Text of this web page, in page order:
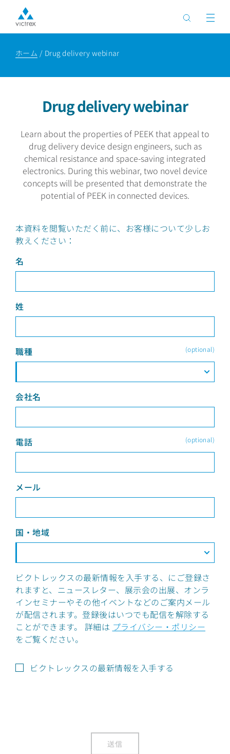
ホーム Drug delivery webinar
Drug delivery webinar
Learn about the properties of PEEK that appeal to
drug delivery device design engineers, such as
chemical resistance and space-saving integrated
electronics. During this webinar, two novel device
concepts will be presented that demonstrate the
potential of PEEK in connected devices.
本資料を閲覧いただく前に、お客様について少しお
教えください：
名
姓
職種 (optional)
会社名
電話 (optional)
メール
国・地域
ビクトレックスの最新情報を入手する、にご登録さ
れますと、ニュースレター、展示会の出展、オンラ
インセミナーやその他イベントなどのご案内メール
が配信されます。登録後はいつでも配信を解除する
ことができます。 詳細は プライバシー・ポリシー
をご覧ください。
ビクトレックスの最新情報を入手する
送信